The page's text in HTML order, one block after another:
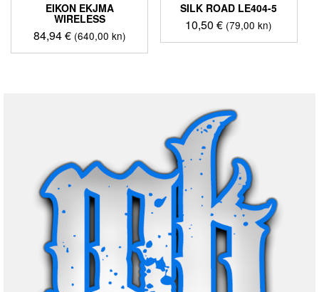
EIKON EKJMA
WIRELESS
84,94€ (640,00 kn)
SILK ROAD LE404-5
10,50€ (79,00 kn)